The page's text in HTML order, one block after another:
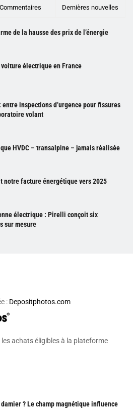
Commentaires Dernières nouvelles
de la hausse des prix de l’énergie
voiture électrique en France
entre inspections d’urgence pour fissures
volant
HVDC – transalpine – jamais réalisée
notre facture énergétique vers 2025
électrique : Pirelli conçoit six
sur mesure
: Depositphotos.com
achats éligibles à la plateforme
? Le champ magnétique influence